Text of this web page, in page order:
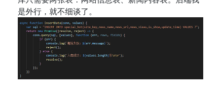
是外行，就不细谈了。